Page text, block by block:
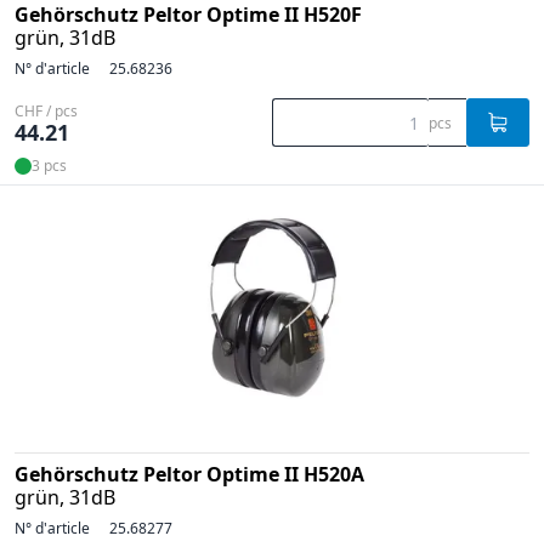
Gehörschutz Peltor Optime II H520F
grün, 31dB
N° d'article 25.68236
CHF / pcs
44.21 pcs
3 pcs
Gehörschutz Peltor Optime II H520A
grün, 31dB
N° d'article 25.68277